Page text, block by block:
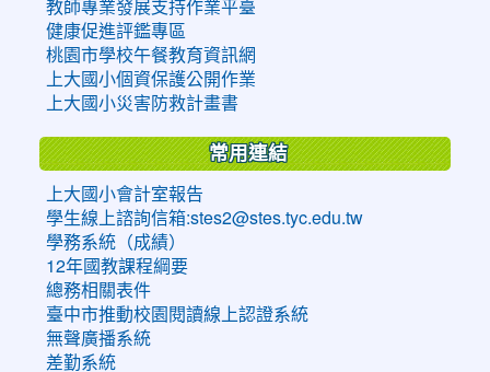
教師專業發展支持作業平臺
健康促進評鑑專區
桃園市學校午餐教育資訊網
上大國小個資保護公開作業
上大國小災害防救計畫書
常用連結
上大國小會計室報告
學生線上諮詢信箱:stes2@stes.tyc.edu.tw
學務系統（成績）
12年國教課程綱要
總務相關表件
臺中市推動校園閱讀線上認證系統
無聲廣播系統
差勤系統